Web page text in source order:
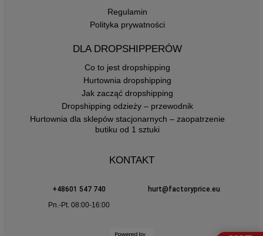
Regulamin
Polityka prywatności
DLA DROPSHIPPERÓW
Co to jest dropshipping
Hurtownia dropshipping
Jak zacząć dropshipping
Dropshipping odzieży – przewodnik
Hurtownia dla sklepów stacjonarnych – zaopatrzenie
butiku od 1 sztuki
KONTAKT
+48601 547 740
hurt@factoryprice.eu
Pn.-Pt. 08:00-16:00